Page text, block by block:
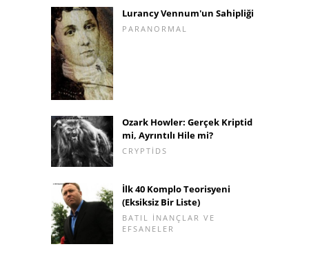
Lurancy Vennum'un Sahipliği
PARANORMAL
Ozark Howler: Gerçek Kriptid
mi, Ayrıntılı Hile mi?
CRYPTIDS
İlk 40 Komplo Teorisyeni
(Eksiksiz Bir Liste)
BATIL INANÇLAR VE
EFSANELER